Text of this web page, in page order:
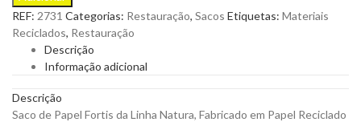
Fortis
da
Linha
Natura
Para
quantity
REF: 2731 Categorias: Restauração, Sacos Etiquetas: Materiais
Reciclados, Restauração
Descrição
Informação adicional
Descrição
Saco de Papel Fortis da Linha Natura, Fabricado em Papel Reciclado